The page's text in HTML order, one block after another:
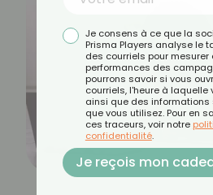
Je consens à ce que la
Prisma Players analyse le
des courriels pour mesurer
performances des
pourrons savoir si vous
courriels, l'heure à laquelle
ainsi que des informations
que vous utilisez. Pour en
ces traceurs, voir notre
confidentialité.
Je reçois mon